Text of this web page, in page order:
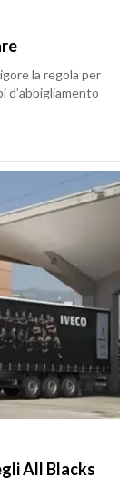
la regola per
d’abbigliamento
All Blacks